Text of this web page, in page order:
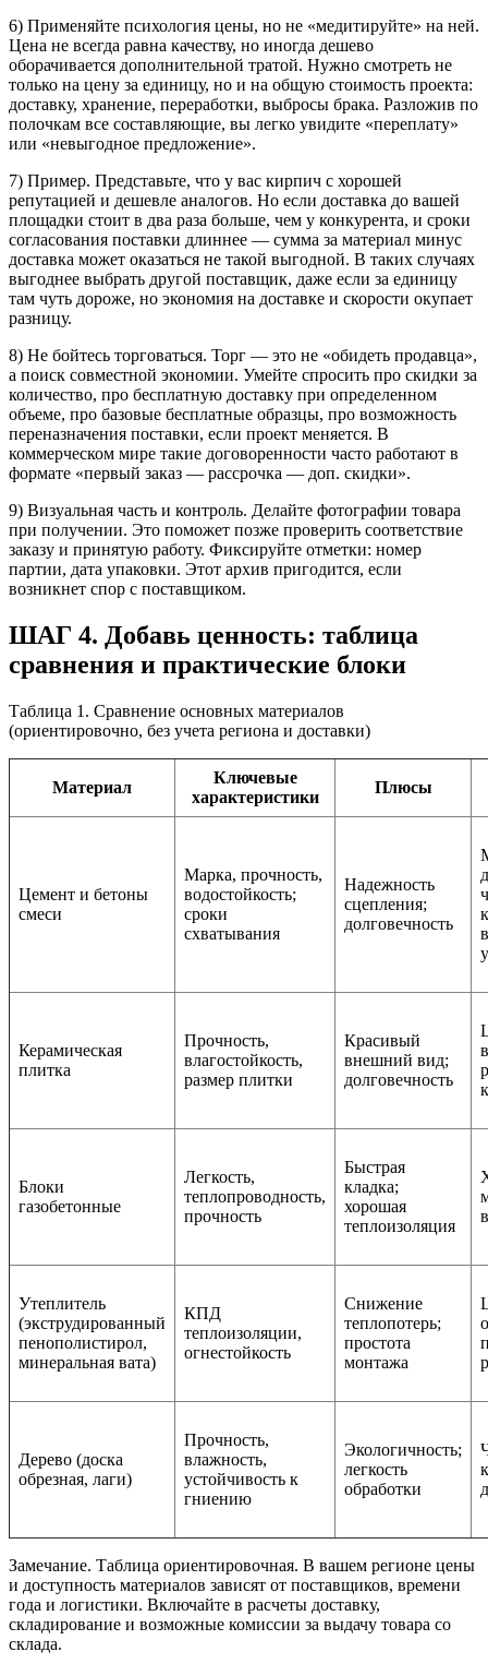
6) Применяйте психология цены, но не «медитируйте» на ней.
Цена не всегда равна качеству, но иногда дешево
оборачивается дополнительной тратой. Нужно смотреть не
только на цену за единицу, но и на общую стоимость проекта:
доставку, хранение, переработки, выбросы брака. Разложив по
полочкам все составляющие, вы легко увидите «переплату»
или «невыгодное предложение».
7) Пример. Представьте, что у вас кирпич с хорошей
репутацией и дешевле аналогов. Но если доставка до вашей
площадки стоит в два раза больше, чем у конкурента, и сроки
согласования поставки длиннее — сумма за материал минус
доставка может оказаться не такой выгодной. В таких случаях
выгоднее выбрать другой поставщик, даже если за единицу
там чуть дороже, но экономия на доставке и скорости окупает
разницу.
8) Не бойтесь торговаться. Торг — это не «обидеть продавца»,
а поиск совместной экономии. Умейте спросить про скидки за
количество, про бесплатную доставку при определенном
объеме, про базовые бесплатные образцы, про возможность
переназначения поставки, если проект меняется. В
коммерческом мире такие договоренности часто работают в
формате «первый заказ — рассрочка — доп. скидки».
9) Визуальная часть и контроль. Делайте фотографии товара
при получении. Это поможет позже проверить соответствие
заказу и принятую работу. Фиксируйте отметки: номер
партии, дата упаковки. Этот архив пригодится, если
возникнет спор с поставщиком.
ШАГ 4. Добавь ценность: таблица
сравнения и практические блоки
Таблица 1. Сравнение основных материалов
(ориентировочно, без учета региона и доставки)
Материал
Ключевые
характеристики
Плюсы
Цемент и бетоны
смеси
Марка, прочность,
водостойкость;
сроки
схватывания
Надежность
сцепления;
долговечность
Керамическая
плитка
Прочность,
влагостойкость,
размер плитки
Красивый
внешний вид;
долговечность
Блоки
газобетонные
Легкость,
теплопроводность,
прочность
Быстрая
кладка;
хорошая
теплоизоляция
Утеплитель
(экструдированный
пенополистирол,
минеральная вата)
КПД
теплоизоляции,
огнестойкость
Снижение
теплопотерь;
простота
монтажа
Дерево (доска
обрезная, лаги)
Прочность,
влажность,
устойчивость к
гниению
Экологичность;
легкость
обработки
Замечание. Таблица ориентировочная. В вашем регионе цены
и доступность материалов зависят от поставщиков, времени
года и логистики. Включайте в расчеты доставку,
складирование и возможные комиссии за выдачу товара со
склада.